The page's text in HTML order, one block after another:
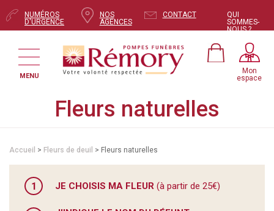
NUMÉROS
D'URGENCE
NOS
AGENCES
CONTACT
QUI
SOMMES-
NOUS ?
MENU
Mon
espace
Fleurs naturelles
Accueil > Fleurs de deuil > Fleurs naturelles
1 JE CHOISIS MA FLEUR (à partir de 25€)